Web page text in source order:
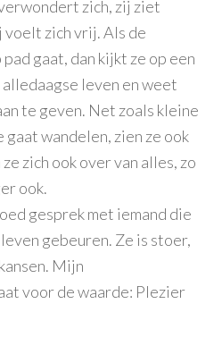
zich, zij ziet
voelt zich vrij. Als de
gaat, dan kijkt ze op een
leven en weet
te geven. Net zoals kleine
gaat wandelen, zien ze ook
zich ook over van alles, zo
ook.
gesprek met iemand die
gebeuren. Ze is stoer,
Mijn
voor de waarde: Plezier